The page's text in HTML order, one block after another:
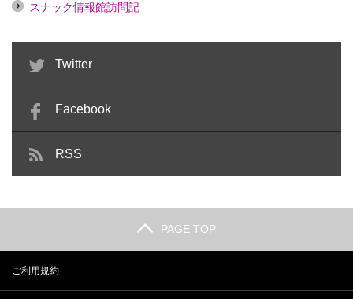
スナック情報館訪問記
Twitter
Facebook
RSS
PAGE TOP
ご利用規約